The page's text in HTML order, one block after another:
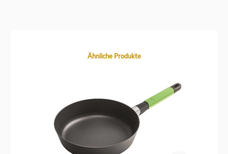
Produktgalerie überspringenÄhnliche Produkte